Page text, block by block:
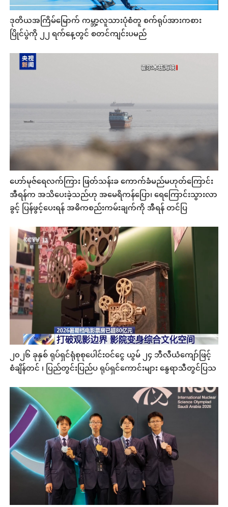
ဒုတိယအကြိမ်မြောက် ကမ္ဘာ့လူသားပုံစံတူ စက်ရုပ်အားကစား
ပြိုင်ပွဲကို ၂၂ ရက်နေ့တွင် စတင်ကျင်းပမည်
ဟော်မုဇ်ရေလက်ကြား ဖြတ်သန်းခ ကောက်ခံမည်မဟုတ်ကြောင်း
အီရန်က အသိပေးခဲ့သည်ဟု အမေရိကန်ပြော၊ ရေကြောင်းသွားလာ
ခွင့် ပြန်ဖွင့်ပေးရန် အဓိကစည်းကမ်းချက်ကို အီရန် တင်ပြ
၂၀၂၆ ခုနှစ် ရုပ်ရှင်ရုံစုစုပေါင်းဝင်ငွေ ယွမ် ၂၄ ဘီလီယံကျော်ဖြင့်
စံချိန်တင် ၊ ပြည်တွင်းပြည်ပ ရုပ်ရှင်ကောင်းများ နွေရာသီတွင်ပြသ